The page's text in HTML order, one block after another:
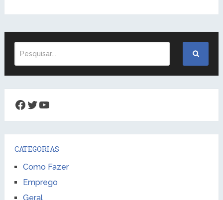
Facebook
Twitter
Youtube
CATEGORIAS
Como Fazer
Emprego
Geral